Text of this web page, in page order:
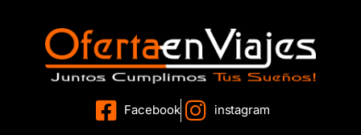
Facebook instagram